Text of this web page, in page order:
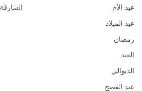
عيد الأم
عيد الميلاد
رمضان
العيد
الديوالي
عيد الفصح
الشارقة